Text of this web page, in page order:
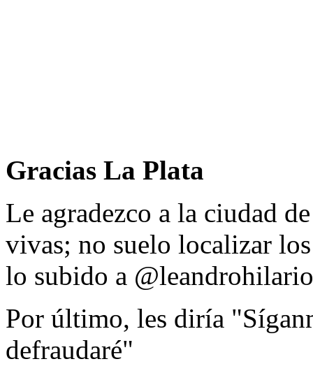
Gracias La Plata
Le agradezco a la ciudad
vivas; no suelo localizar
lo subido a
Por último, les diría
defraudaré"